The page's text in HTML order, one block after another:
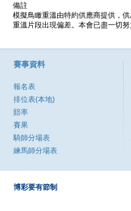
備註
模擬鳥瞰重溫由特約供應商提供，
重溫片段出現偏差。本會已盡一切
賽事資料
報名表
排位表(本地)
賠率
賽果
騎師分場表
練馬師分場表
博彩要有節制